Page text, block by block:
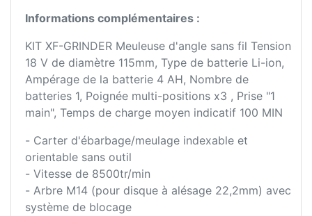
Informations complémentaires :
KIT XF-GRINDER Meuleuse d'angle sans fil Tension
18 V de diamètre 115mm, Type de batterie Li-ion,
Ampérage de la batterie 4 AH, Nombre de
batteries 1, Poignée multi-positions x3 , Prise "1
main", Temps de charge moyen indicatif 100 MIN
- Carter d'ébarbage/meulage indexable et
orientable sans outil
- Vitesse de 8500tr/min
- Arbre M14 (pour disque à alésage 22,2mm) avec
système de blocage